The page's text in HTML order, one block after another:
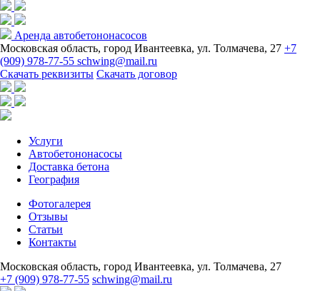
Аренда автобетононасосов
Московская область, город Ивантеевка, ул. Толмачева, 27 +7
(909) 978-77-55 schwing@mail.ru
Скачать реквизиты Скачать договор
Услуги
Автобетононасосы
Доставка бетона
География
Фотогалерея
Отзывы
Статьи
Контакты
Московская область, город Ивантеевка, ул. Толмачева, 27
+7 (909) 978-77-55 schwing@mail.ru